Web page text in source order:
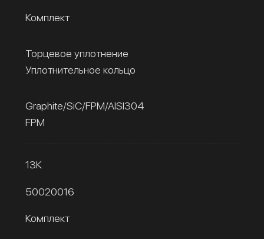
Комплект
Торцевое уплотнение
Уплотнительное кольцо
Graphite/SiC/FPM/AISI304
FPM
13К
50020016
Комплект